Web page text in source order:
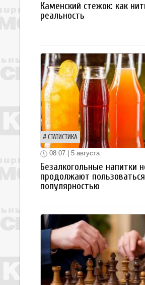
Каменский стежок: как
реальность
СТАТИСТИКА
08:07 | 5 августа
Безалкогольные напитки
продолжают пользоваться
популярностью